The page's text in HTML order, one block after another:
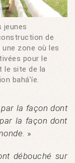
jeunes
de
zone où les
pour le
le site de la
bahá’íe.
la façon dont
la façon dont
»
débouché sur